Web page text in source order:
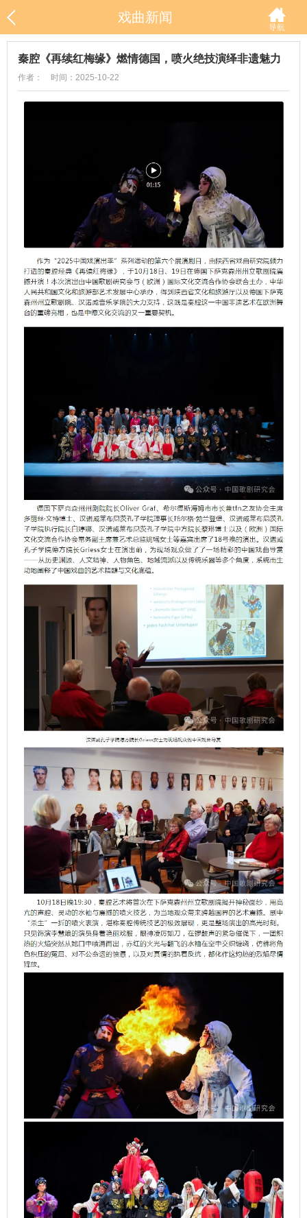
戏曲新闻
秦腔《再续红梅缘》燃情德国，喷火绝技演绎非遗魅力
作者： 时间：2025-10-22